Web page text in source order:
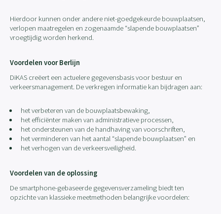
Hierdoor kunnen onder andere niet-goedgekeurde bouwplaatsen,
verlopen maatregelen en zogenaamde “slapende bouwplaatsen”
vroegtijdig worden herkend.
Voordelen voor Berlijn
DiKAS creëert een actuelere gegevensbasis voor bestuur en
verkeersmanagement. De verkregen informatie kan bijdragen aan:
het verbeteren van de bouwplaatsbewaking,
het efficiënter maken van administratieve processen,
het ondersteunen van de handhaving van voorschriften,
het verminderen van het aantal “slapende bouwplaatsen” en
het verhogen van de verkeersveiligheid.
Voordelen van de oplossing
De smartphone-gebaseerde gegevensverzameling biedt ten
opzichte van klassieke meetmethoden belangrijke voordelen: